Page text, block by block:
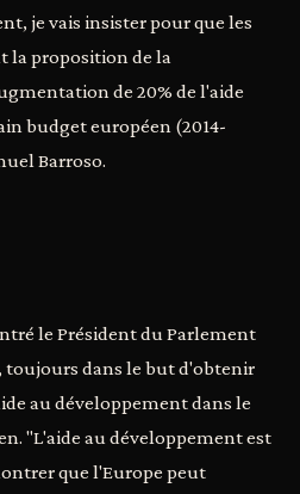
je vais insister pour que les
la proposition de la
de 20% de l'aide
budget européen (2014-
Barroso.
le Président du Parlement
toujours dans le but d'obtenir
au développement dans le
"L'aide au développement est
que l'Europe peut